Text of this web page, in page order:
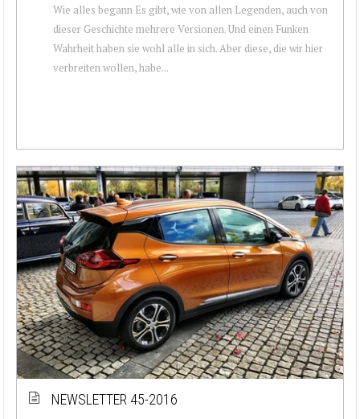
Wie alles begann Es gibt, wie von allen Legenden, auch von
dieser Geschichte mehrere Versionen. Und einen Funken
Wahrheit haben sie wohl alle in sich. Aber diese, die wir hier
verbreiten wollen, habe...
NEWSLETTER 45-2016